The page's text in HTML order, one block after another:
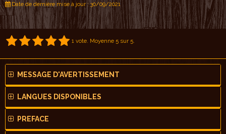
Date de dernière mise à jour : 30/09/2021
1 vote. Moyenne 5 sur 5.
MESSAGE D'AVERTISSEMENT
LANGUES DISPONIBLES
PREFACE